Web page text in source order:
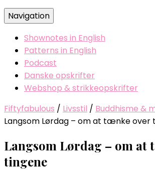
Navigation
Shownotes in English
Patterns in English
Podcast
Danske opskrifter
Webshop & strikkeopskrifter
Fiftyfabulous / Livsstil / Buddhisme &
Langsom Lørdag – om at tænke over
Langsom Lørdag – om at
tingene